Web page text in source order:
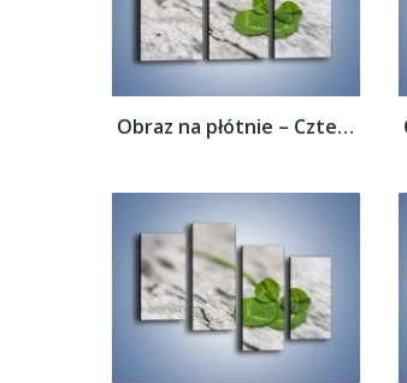
Obraz na płótnie – Czterolistna koniczyna...